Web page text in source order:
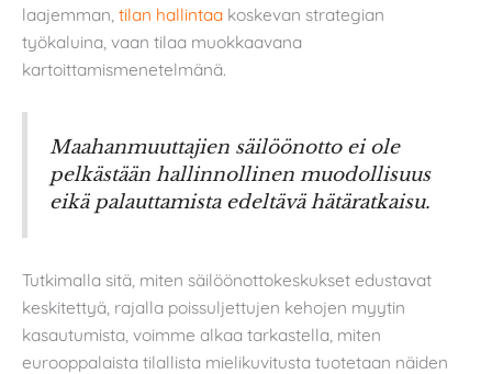
laajemman, tilan hallintaa koskevan strategian
työkaluina, vaan tilaa muokkaavana
kartoittamismenetelmänä.
Maahanmuuttajien säilöönotto ei ole
pelkästään hallinnollinen muodollisuus
eikä palauttamista edeltävä hätäratkaisu.
Tutkimalla sitä, miten säilöönottokeskukset edustavat
keskitettyä, rajalla poissuljettujen kehojen myytin
kasautumista, voimme alkaa tarkastella, miten
eurooppalaista tilallista mielikuvitusta tuotetaan näiden